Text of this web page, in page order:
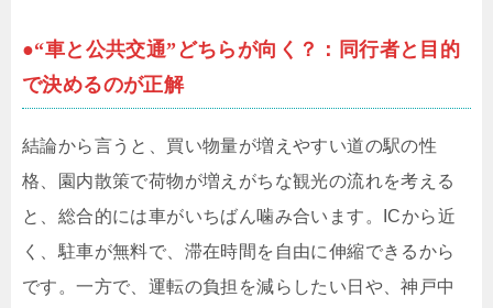
●“車と公共交通”どちらが向く？：同行者と目的
で決めるのが正解
結論から言うと、買い物量が増えやすい道の駅の性
格、園内散策で荷物が増えがちな観光の流れを考える
と、総合的には車がいちばん噛み合います。ICから近
く、駐車が無料で、滞在時間を自由に伸縮できるから
です。一方で、運転の負担を減らしたい日や、神戸中